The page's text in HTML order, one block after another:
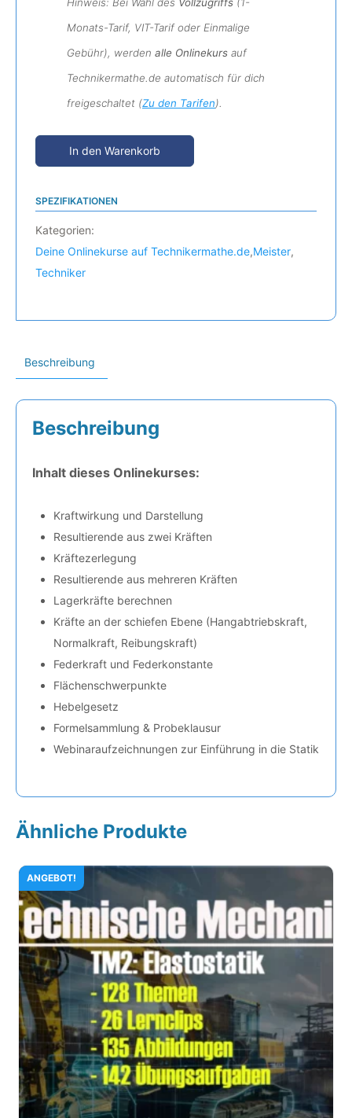
Monats-Tarif, VIT-Tarif oder Einmalige
Gebühr), werden alle Onlinekurs auf
Technikermathe.de automatisch für dich
freigeschaltet (Zu den Tarifen).
In den Warenkorb
SPEZIFIKATIONEN
Kategorien:
Deine Onlinekurse auf Technikermathe.de,Meister,
Techniker
Beschreibung
Beschreibung
Inhalt dieses Onlinekurses:
Kraftwirkung und Darstellung
Resultierende aus zwei Kräften
Kräftezerlegung
Resultierende aus mehreren Kräften
Lagerkräfte berechnen
Kräfte an der schiefen Ebene (Hangabtriebskraft,
Normalkraft, Reibungskraft)
Federkraft und Federkonstante
Flächenschwerpunkte
Hebelgesetz
Formelsammlung & Probeklausur
Webinaraufzeichnungen zur Einführung in die Statik
Ähnliche Produkte
ANGEBOT!